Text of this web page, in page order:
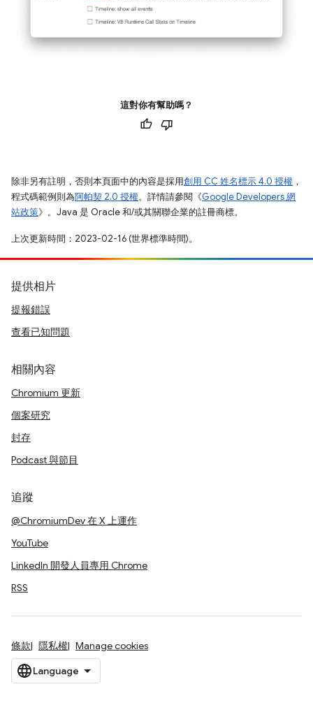
這對你有幫助嗎？
除非另有註明，否則本頁面中的內容是採用創用 CC 姓名標示 4.0 授權 ，
程式碼範例則為阿帕契 2.0 授權。詳情請參閱《Google Developers 網
站政策》。Java 是 Oracle 和/或其關聯企業的註冊商標。
上次更新時間：2023-02-16 (世界標準時間)。
提供相片
提報錯誤
查看已知問題
相關內容
Chromium 更新
個案研究
封存
Podcast 與節目
追蹤
@ChromiumDev 在 X 上運作
YouTube
LinkedIn 開發人員專用 Chrome
RSS
條款 隱私權 Manage cookies